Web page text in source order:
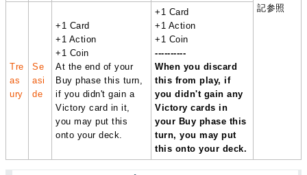
記参照
Tre
as
ury
Se
asi
de
+1 Card
+1 Action
+1 Coin
At the end of your
Buy phase this turn,
if you didn't gain a
Victory card in it,
you may put this
onto your deck.
+1 Card
+1 Action
+1 Coin
----------
When you discard
this from play, if
you didn't gain any
Victory cards in
your Buy phase this
turn, you may put
this onto your deck.